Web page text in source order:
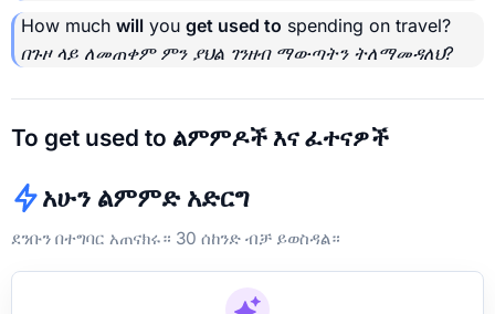
How much will you get used to spending on travel?
በጉዞ ላይ ለመጠቀም ምን ያህል ገንዘብ ማውጣትን ትለማመዳለህ?
To get used to ልምምዶች እና ፈተናዎች
አሁን ልምምድ አድርግ
ደንቡን በተግባር አጠናክሩ። 30 ሰከንድ ብቻ ይወስዳል።